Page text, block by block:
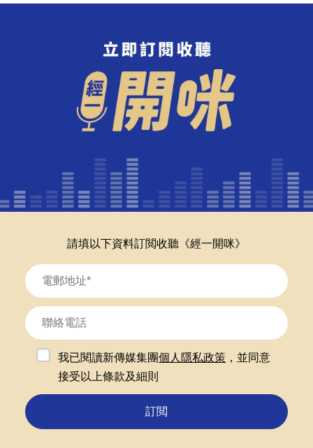
請填以下資料訂閲收聽《經一開咪》
我已閱讀新傳媒集團個人隱私政策 ，並同意
接受以上條款及細則
訂閲